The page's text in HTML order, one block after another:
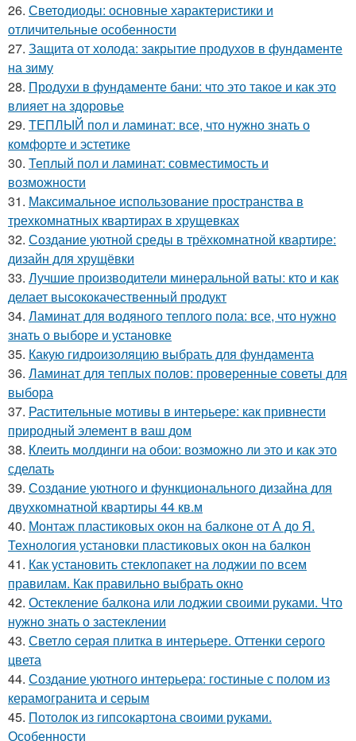
26. Светодиоды: основные характеристики и
отличительные особенности
27. Защита от холода: закрытие продухов в фундаменте
на зиму
28. Продухи в фундаменте бани: что это такое и как это
влияет на здоровье
29. ТЕПЛЫЙ пол и ламинат: все, что нужно знать о
комфорте и эстетике
30. Теплый пол и ламинат: совместимость и
возможности
31. Максимальное использование пространства в
трехкомнатных квартирах в хрущевках
32. Создание уютной среды в трёхкомнатной квартире:
дизайн для хрущёвки
33. Лучшие производители минеральной ваты: кто и как
делает высококачественный продукт
34. Ламинат для водяного теплого пола: все, что нужно
знать о выборе и установке
35. Какую гидроизоляцию выбрать для фундамента
36. Ламинат для теплых полов: проверенные советы для
выбора
37. Растительные мотивы в интерьере: как привнести
природный элемент в ваш дом
38. Клеить молдинги на обои: возможно ли это и как это
сделать
39. Создание уютного и функционального дизайна для
двухкомнатной квартиры 44 кв.м
40. Монтаж пластиковых окон на балконе от А до Я.
Технология установки пластиковых окон на балкон
41. Как установить стеклопакет на лоджии по всем
правилам. Как правильно выбрать окно
42. Остекление балкона или лоджии своими руками. Что
нужно знать о застеклении
43. Светло серая плитка в интерьере. Оттенки серого
цвета
44. Создание уютного интерьера: гостиные с полом из
керамогранита и серым
45. Потолок из гипсокартона своими руками.
Особенности